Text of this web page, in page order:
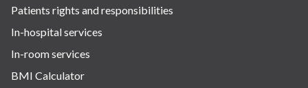
Patients rights and responsibilities
In-hospital services
In-room services
BMI Calculator